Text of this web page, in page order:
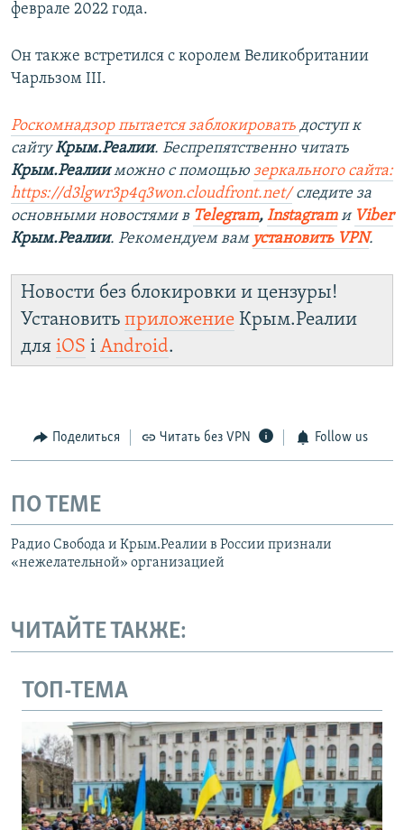
феврале 2022 года.
Он также встретился с королем Великобритании
Чарльзом ІІІ.
Роскомнадзор пытается заблокировать доступ к
сайтуКрым.Реалии. Беспрепятственно читать
Крым.Реалииможно с помощью зеркального сайта:
https://d3lgwr3p4q3won.cloudfront.net/следите за
основными новостями в Telegram, Instagramи Viber
Крым.Реалии. Рекомендуем вам установить VPN.
Новости без блокировки и цензуры!
Установить приложение Крым.Реалии
для iOS і Android.
Поделиться Читать без VPN Follow us
ПО ТЕМЕ
Радио Свобода и Крым.Реалии в России признали
«нежелательной» организацией
ЧИТАЙТЕ ТАКЖЕ:
ТОП-ТЕМА